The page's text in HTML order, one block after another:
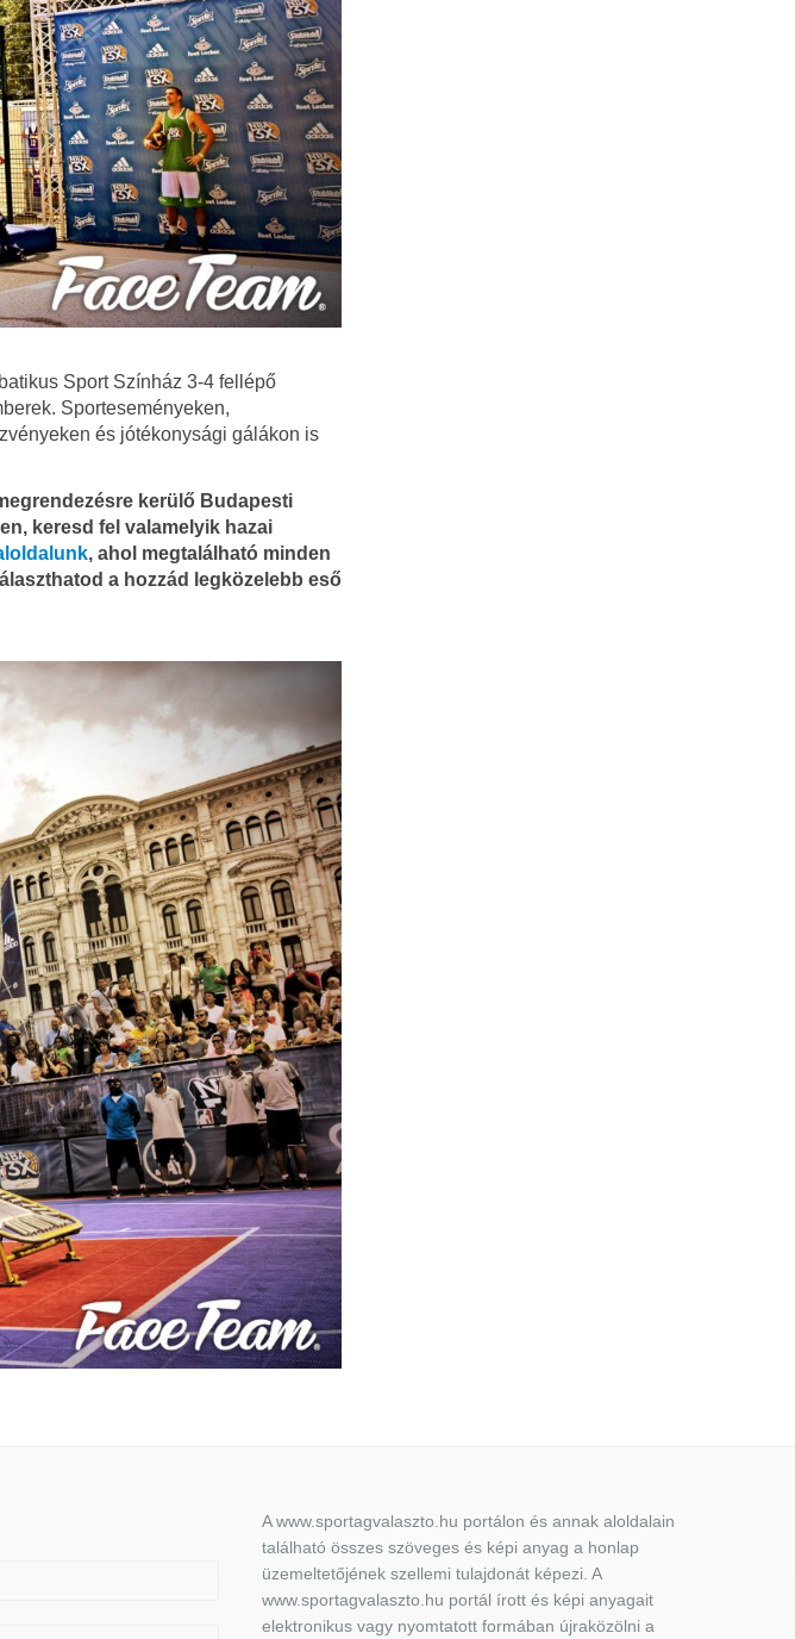
Sport Színház 3-4 fellépő
Sporteseményeken,
és jótékonysági gálákon is
kerülő Budapesti
keresd fel valamelyik hazai
, ahol megtalálható minden
a hozzád legközelebb eső
A www.sportagvalaszto.hu portálon és annak aloldalain
található összes szöveges és képi anyag a honlap
üzemeltetőjének szellemi tulajdonát képezi. A
www.sportagvalaszto.hu portál írott és képi anyagait
elektronikus vagy nyomtatott formában újraközölni a